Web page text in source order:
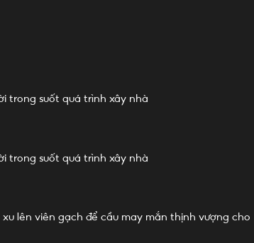
trong suốt quá trình xây nhà
trong suốt quá trình xây nhà
lên viên gạch để cầu may mắn thịnh vượng cho